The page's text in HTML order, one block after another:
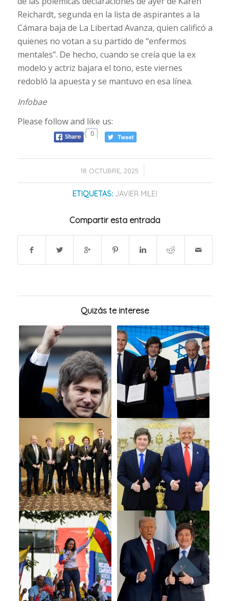
Reichardt, segunda en la lista de aspirantes a la
Cámara baja de La Libertad Avanza, quien calificó a
quienes no votan a su partido de “enfermos
mentales”. De hecho, cuando se creía que la ex
modelo y actriz bajara el tono, este viernes
redobló la apuesta y se mantuvo en esa línea.
Infobae
Please follow and like us:
0
18 OCTUBRE, 2025
/
ETIQUETAS: JAVIER MILEI
Compartir esta entrada
Quizás te interese